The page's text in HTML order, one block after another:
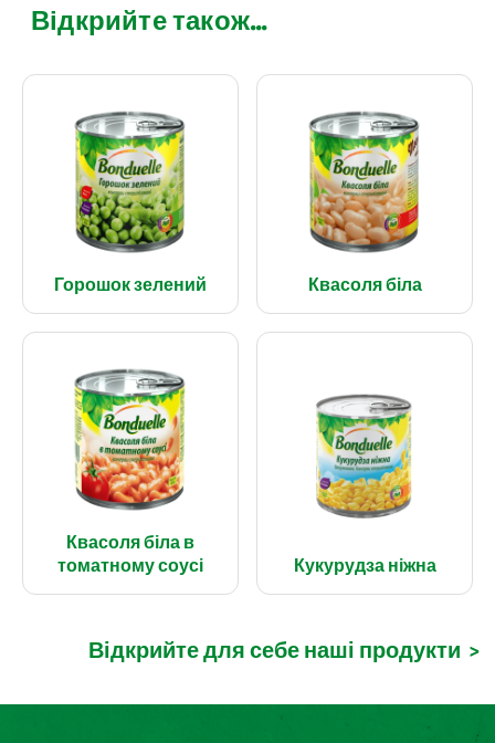
Відкрийте також...
Горошок зелений Квасоля біла
Квасоля біла в
томатному соусі
Кукурудза ніжна
Відкрийте для себе наші продукти >